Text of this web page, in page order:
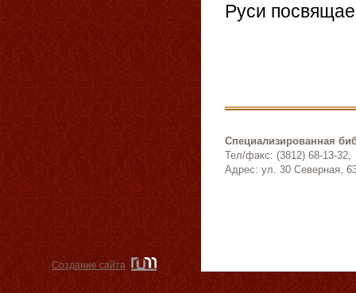
Руси
Специализированная
Тел/факс: (3812) 68-13-32,
Адрес: ул. 30 Северная,
Создание сайта